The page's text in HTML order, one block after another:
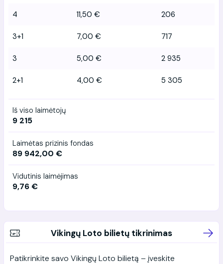
4 11,50 € 206
3+1 7,00 € 717
3 5,00 € 2 935
2+1 4,00 € 5 305
Iš viso laimėtojų
9 215
Laimėtas prizinis fondas
89 942,00 €
Vidutinis laimėjimas
9,76 €
Vikingų Loto bilietų tikrinimas
Patikrinkite savo Vikingų Loto bilietą – įveskite